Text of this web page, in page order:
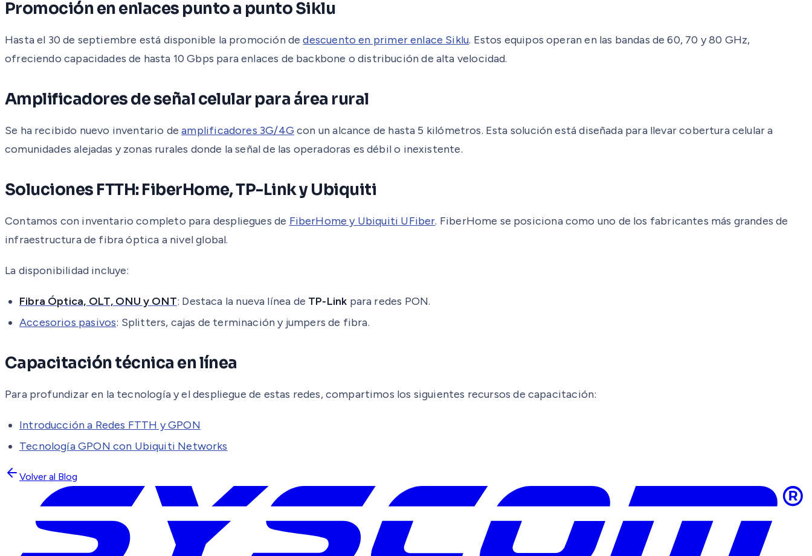
Promoción en enlaces punto a punto Siklu
Hasta el 30 de septiembre está disponible la promoción dedescuento en primer enlace Siklu. Estos equipos operan en las bandas de 60, 70 y 80 GHz,
ofreciendo capacidades de hasta 10 Gbps para enlaces de backbone o distribución de alta velocidad.
Amplificadores de señal celular para área rural
Se ha recibido nuevo inventario deamplificadores 3G/4Gcon un alcance de hasta 5 kilómetros. Esta solución está diseñada para llevar cobertura celular a
comunidades alejadas y zonas rurales donde la señal de las operadoras es débil o inexistente.
Soluciones FTTH: FiberHome, TP-Link y Ubiquiti
Contamos con inventario completo para despliegues de FiberHome y Ubiquiti UFiber. FiberHome se posiciona como uno de los fabricantes más grandes de
infraestructura de fibra óptica a nivel global.
La disponibilidad incluye:
Fibra Óptica, OLT, ONU y ONT: Destaca la nueva línea de TP-Link para redes PON.
Accesorios pasivos: Splitters, cajas de terminación y jumpers de fibra.
Capacitación técnica en línea
Para profundizar en la tecnología y el despliegue de estas redes, compartimos los siguientes recursos de capacitación:
Introducción a Redes FTTH y GPON
Tecnología GPON con Ubiquiti Networks
Volver al Blog